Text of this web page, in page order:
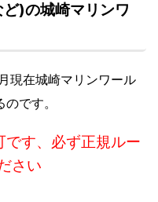
)の城崎マリンワ
現在城崎マリンワール
です。
す、必ず正規ルー
さい